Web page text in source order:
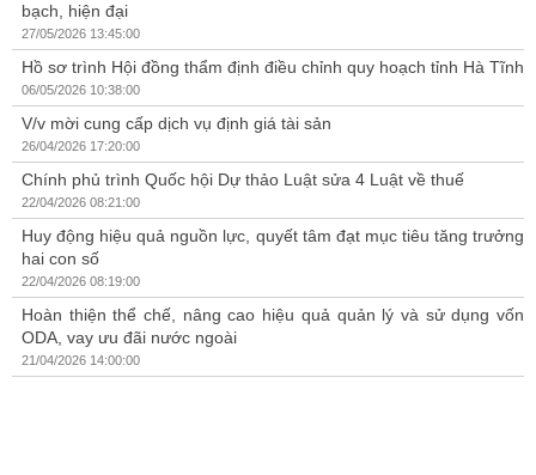
bạch, hiện đại
27/05/2026 13:45:00
Hồ sơ trình Hội đồng thẩm định điều chỉnh quy hoạch tỉnh Hà Tĩnh
06/05/2026 10:38:00
V/v mời cung cấp dịch vụ định giá tài sản
26/04/2026 17:20:00
Chính phủ trình Quốc hội Dự thảo Luật sửa 4 Luật về thuế
22/04/2026 08:21:00
Huy động hiệu quả nguồn lực, quyết tâm đạt mục tiêu tăng trưởng
hai con số
22/04/2026 08:19:00
Hoàn thiện thể chế, nâng cao hiệu quả quản lý và sử dụng vốn
ODA, vay ưu đãi nước ngoài
21/04/2026 14:00:00